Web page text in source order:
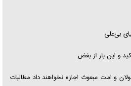
بی‌علی
و این بار از بغض
و امت مبعوث اجازه نخواهند داد مطالبات